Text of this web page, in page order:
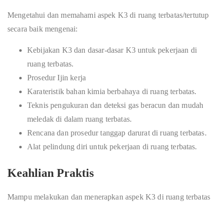
Mengetahui dan memahami aspek K3 di ruang terbatas/tertutup
secara baik mengenai:
Kebijakan K3 dan dasar-dasar K3 untuk pekerjaan di
ruang terbatas.
Prosedur Ijin kerja
Karateristik bahan kimia berbahaya di ruang terbatas.
Teknis pengukuran dan deteksi gas beracun dan mudah
meledak di dalam ruang terbatas.
Rencana dan prosedur tanggap darurat di ruang terbatas.
Alat pelindung diri untuk pekerjaan di ruang terbatas.
Keahlian Praktis
Mampu melakukan dan menerapkan aspek K3 di ruang terbatas